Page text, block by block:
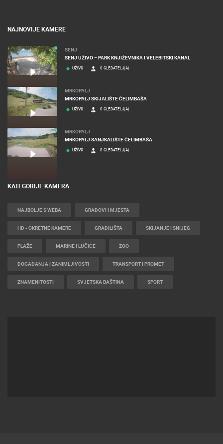
NAJNOVIJE KAMERE
SENJ
SENJ UŽIVO – PARK KNJIŽEVNIKA I VELEBITSKI KANAL
UŽIVO 0 GLEDATELJ(A)
MRKOPALJ
MRKOPALJ SKIJALIŠTE ČELIMBAŠA
UŽIVO 0 GLEDATELJ(A)
MRKOPALJ
MRKOPALJ SANJKALIŠTE ČELIMBAŠA
UŽIVO 0 GLEDATELJ(A)
KATEGORIJE KAMERA
NAJBOLJE S WEBA GRADOVI I MJESTA
HD - OKRETNE KAMERE GRADILIŠTA SKIJANJE I SNIJEG
PLAŽE MARINE I LUČICE ZOO
DOGAĐANJA I ZANIMLJIVOSTI TRANSPORT I PROMET
ZNAMENITOSTI SVJETSKA BAŠTINA SPORT